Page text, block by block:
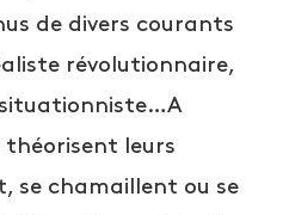
de divers courants
révolutionnaire,
situationniste…A
théorisent leurs
se chamaillent ou se